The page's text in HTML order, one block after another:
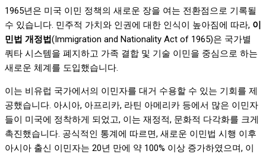
1965년은 미국 이민 정책의 새로운 장을 여는 전환점으로 기록될
수 있습니다. 민주적 가치와 인권에 대한 인식이 높아짐에 따라, 이
민법 개정법(Immigration and Nationality Act of 1965)은 국가별
쿼타 시스템을 폐지하고 가족 결합 및 기술 이민을 중심으로 하는
새로운 체계를 도입했습니다.
이는 비유럽 국가에서의 이민자를 대거 수용할 수 있는 기회를 제
공했습니다. 아시아, 아프리카, 라틴 아메리카 등에서 많은 이민자
들이 미국에 정착하게 되었고, 이는 재정적, 문화적 다각화를 크게
촉진했습니다. 공식적인 통계에 따르면, 새로운 이민법 시행 이후
아시아 출신 이민자는 20년 만에 약 100% 이상 증가하였으며, 이